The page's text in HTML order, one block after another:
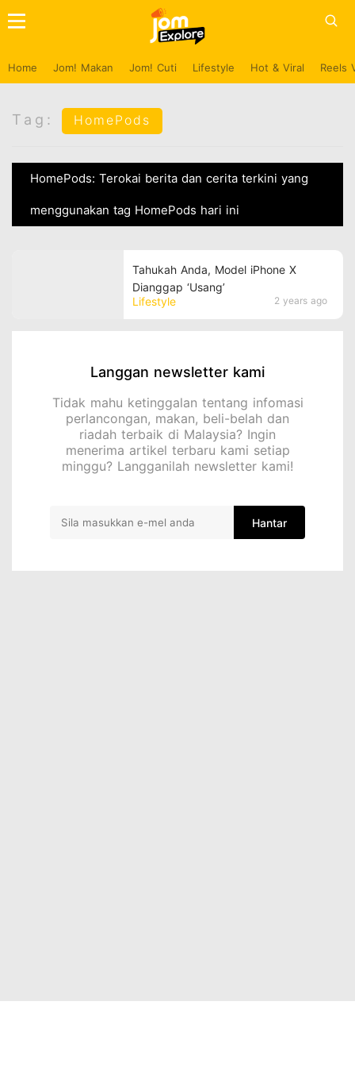
Home Jom! Makan Jom! Cuti Lifestyle Hot & Viral Reels
Tag: HomePods
HomePods: Terokai berita dan cerita terkini yang
menggunakan tag HomePods hari ini
Lifestyle 2 years ago
Tahukah Anda, Model iPhone X
Dianggap ‘Usang’
Langgan newsletter kami
Tidak mahu ketinggalan tentang infomasi
perlancongan, makan, beli-belah dan
riadah terbaik di Malaysia? Ingin
menerima artikel terbaru kami setiap
minggu? Langganilah newsletter kami!
Hantar